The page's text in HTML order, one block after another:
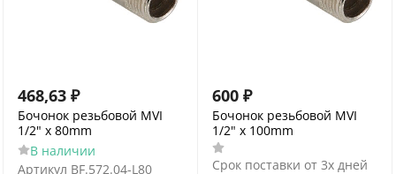
468,63 ₽
Бочонок резьбовой MVI
1/2" x 80mm
В наличии
Артикул BF.572.04-L80
600 ₽
Бочонок резьбовой MVI
1/2" x 100mm
Срок поставки от 3х дней